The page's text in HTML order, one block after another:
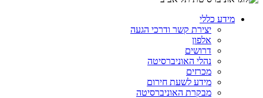
מידע כללי
יצירת קשר ודרכי הגעה
אלפון
דרושים
נהלי האוניברסיטה
מכרזים
מידע לשעת חירום
מבקרת האוניברסיטה